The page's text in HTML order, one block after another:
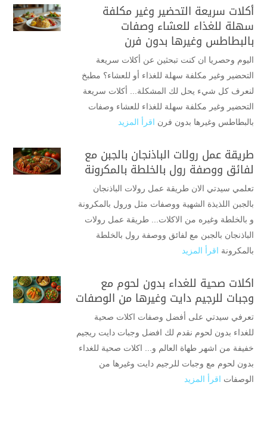
أكلات سريعة التحضير وغير مكلفة
سهلة للغذاء للعشاء وصفات
بالبطاطس وغيرها بدون فرن
اليوم وحصريا ان كنت تبحثين عن أكلات سريعة
التحضير وغير مكلفة سهلة للغذاء أو للعشاء؟ مطبخ
لنعرف كل شيء يحل لك المشكلة... أكلات سريعة
التحضير وغير مكلفة سهلة للغذاء للعشاء وصفات
بالبطاطس وغيرها بدون فرن اقرأ المزيد
طريقة عمل رولات الباذنجان بالجبن مع
لفائق ووصفة رول بالخلطة بالمكرونة
تعلمي سيدتي الان طريقة عمل رولات الباذنجان
بالجبن اللذيذة الشهية ووصفات مثل ورول بالمكرونة
و بالخلطة وغيره من الاكلات... طريقة عمل رولات
الباذنجان بالجبن مع لفائق ووصفة رول بالخلطة
بالمكرونة اقرأ المزيد
اكلات صحية للغداء بدون لحوم مع
وجبات للرجيم دايت وغيرها من الوصفات
تعرفي سيدتي على أفضل وصفات اكلات صحية
للغداء بدون لحوم نقدم لك افضل وجبات دايت ريجيم
خفيفة من اشهر طهاة العالم و... اكلات صحية للغداء
بدون لحوم مع وجبات للرجيم دايت وغيرها من
الوصفات اقرأ المزيد